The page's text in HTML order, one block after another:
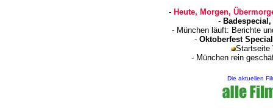
- Heute, Morgen,
-
- München läuft: Berichte
- Oktoberfest Special
Startseite
- München rein
Die aktuellen